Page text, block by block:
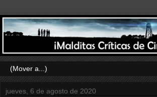
jueves, 6 de agosto de 2020